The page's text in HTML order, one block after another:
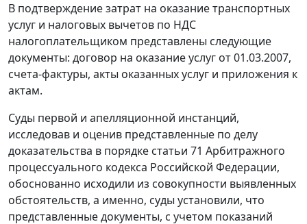
В подтверждение затрат на оказание транспортных
услуг и налоговых вычетов по НДС
налогоплательщиком представлены следующие
документы: договор на оказание услуг от 01.03.2007,
счета-фактуры, акты оказанных услуг и приложения к
актам.
Суды первой и апелляционной инстанций,
исследовав и оценив представленные по делу
доказательства в порядке статьи 71 Арбитражного
процессуального кодекса Российской Федерации,
обоснованно исходили из совокупности выявленных
обстоятельств, а именно, суды установили, что
представленные документы, с учетом показаний